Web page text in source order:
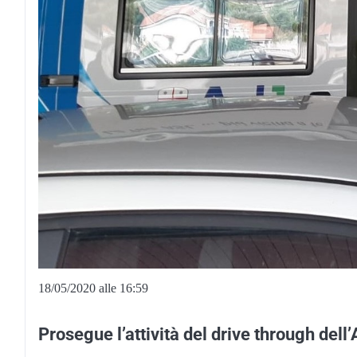
18/05/2020 alle 16:59
Prosegue l’attività del drive through